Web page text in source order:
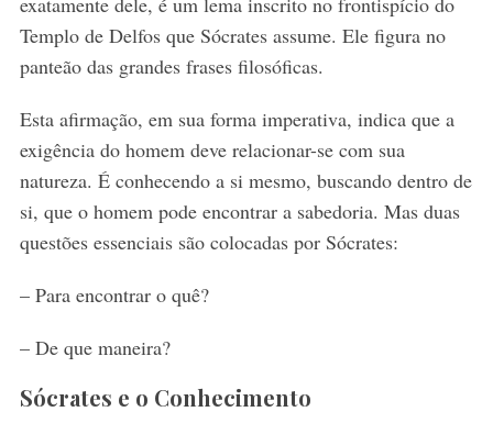
Templo de Delfos que Sócrates assume. Ele figura no
panteão das grandes frases filosóficas.
Esta afirmação, em sua forma imperativa, indica que a
exigência do homem deve relacionar-se com sua
natureza. É conhecendo a si mesmo, buscando dentro de
si, que o homem pode encontrar a sabedoria. Mas duas
questões essenciais são colocadas por Sócrates:
– Para encontrar o quê?
– De que maneira?
Sócrates e o Conhecimento
e